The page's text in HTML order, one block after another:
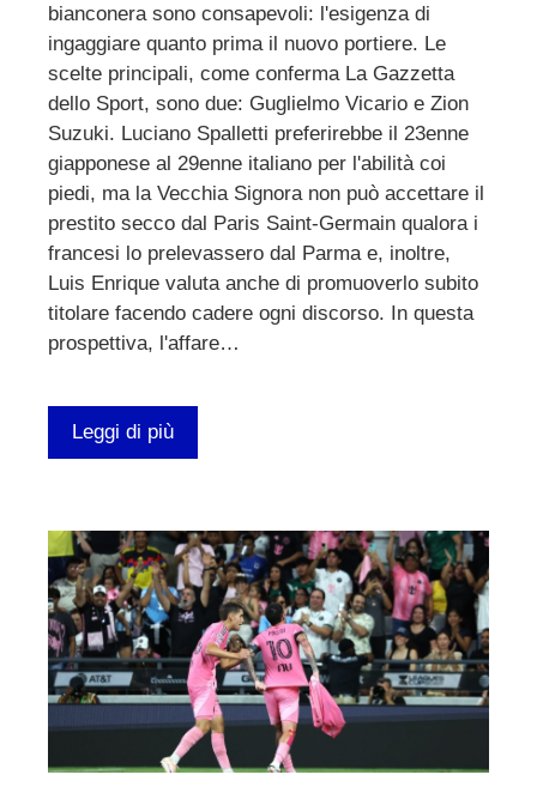
bianconera sono consapevoli: l'esigenza di
ingaggiare quanto prima il nuovo portiere. Le
scelte principali, come conferma La Gazzetta
dello Sport, sono due: Guglielmo Vicario e Zion
Suzuki. Luciano Spalletti preferirebbe il 23enne
giapponese al 29enne italiano per l'abilità coi
piedi, ma la Vecchia Signora non può accettare il
prestito secco dal Paris Saint-Germain qualora i
francesi lo prelevassero dal Parma e, inoltre,
Luis Enrique valuta anche di promuoverlo subito
titolare facendo cadere ogni discorso. In questa
prospettiva, l'affare…
Leggi di più